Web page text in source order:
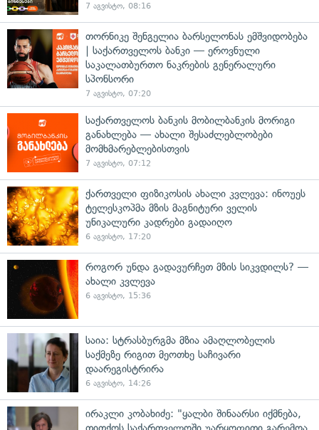
7 აგვისტო, 08:16
თორნიკე შენგელია ბარსელონას ემშვიდობება
| საქართველოს ბანკი — ეროვნული
საკალათბურთო ნაკრების გენერალური
სპონსორი
7 აგვისტო, 07:20
საქართველოს ბანკის მობილბანკის მორიგი
განახლება — ახალი შესაძლებლობები
მომხმარებლებისთვის
7 აგვისტო, 07:12
ქართველი ფიზიკოსის ახალი კვლევა: ინოუეს
ტელესკოპმა მზის მაგნიტური ველის
უნიკალური კადრები გადაიღო
6 აგვისტო, 17:20
როგორ უნდა გადავურჩეთ მზის სიკვდილს? —
ახალი კვლევა
6 აგვისტო, 15:36
საია: სტრასბურგმა მზია ამაღლობელის
საქმეზე რიგით მეოთხე საჩივარი
დაარეგისტრირა
6 აგვისტო, 14:26
ირაკლი კობახიძე: "ყალბი შინაარსი იქმნება,